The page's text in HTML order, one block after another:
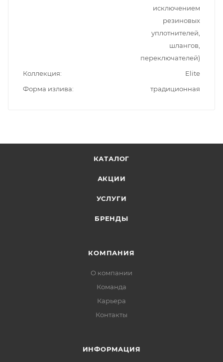
исключением
резиновых
уплотнителей,
шлангов,
переключателей)
Коллекция
Elite
Форма излива
традиционная
КАТАЛОГ
АКЦИИ
УСЛУГИ
БРЕНДЫ
КОМПАНИЯ
О компании
Команда
Карьера
Контакты
ИНФОРМАЦИЯ